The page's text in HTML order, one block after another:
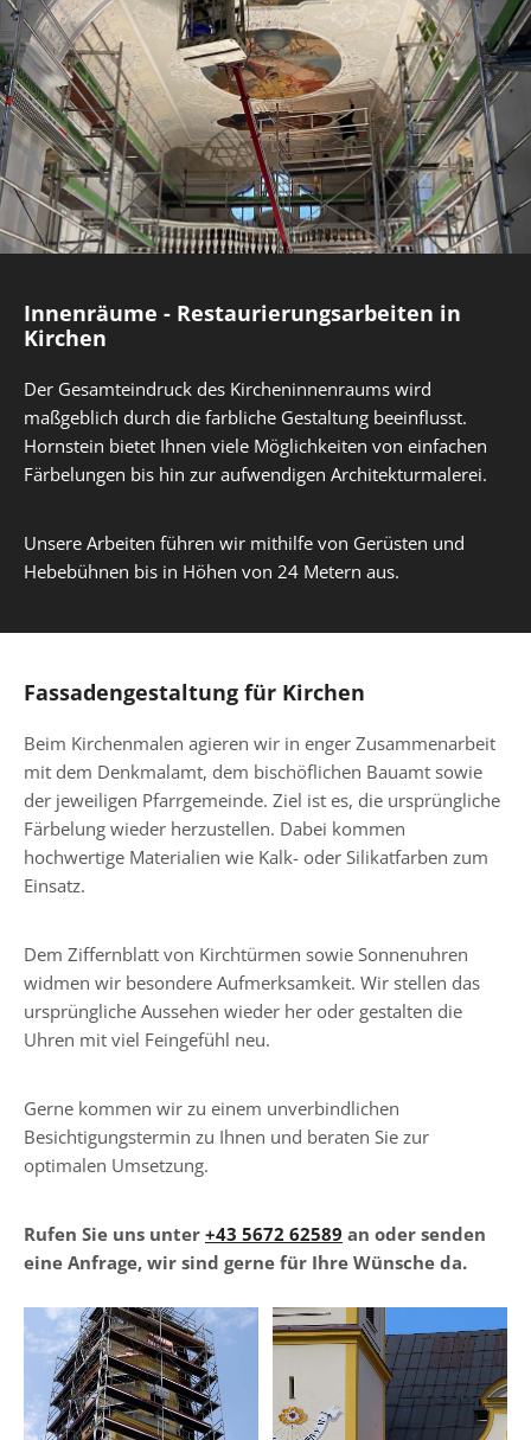
Innenräume - Restaurierungsarbeiten in
Kirchen
Der Gesamteindruck des Kircheninnenraums wird
maßgeblich durch die farbliche Gestaltung beeinflusst.
Hornstein bietet Ihnen viele Möglichkeiten von einfachen
Färbelungen bis hin zur aufwendigen Architekturmalerei.
Unsere Arbeiten führen wir mithilfe von Gerüsten und
Hebebühnen bis in Höhen von 24 Metern aus.
Fassadengestaltung für Kirchen
Beim Kirchenmalen agieren wir in enger Zusammenarbeit
mit dem Denkmalamt, dem bischöflichen Bauamt sowie
der jeweiligen Pfarrgemeinde. Ziel ist es, die ursprüngliche
Färbelung wieder herzustellen. Dabei kommen
hochwertige Materialien wie Kalk- oder Silikatfarben zum
Einsatz.
Dem Ziffernblatt von Kirchtürmen sowie Sonnenuhren
widmen wir besondere Aufmerksamkeit. Wir stellen das
ursprüngliche Aussehen wieder her oder gestalten die
Uhren mit viel Feingefühl neu.
Gerne kommen wir zu einem unverbindlichen
Besichtigungstermin zu Ihnen und beraten Sie zur
optimalen Umsetzung.
Rufen Sie uns unter +43 5672 62589 an oder senden
eine Anfrage, wir sind gerne für Ihre Wünsche da.